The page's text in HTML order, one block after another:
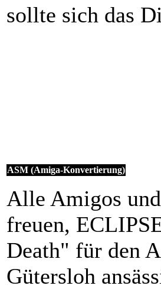
sollte sich das
ASM (Amiga-Konvertierung)
Alle Amigos
freuen,
Death" für den
Gütersloh